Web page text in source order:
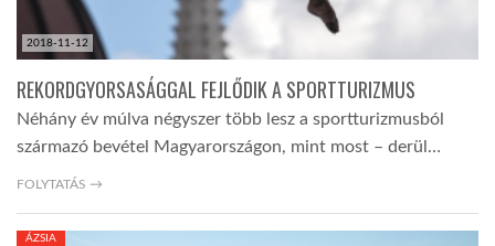
2018-11-12
REKORDGYORSASÁGGAL FEJLŐDIK A SPORTTURIZMUS
Néhány év múlva négyszer több lesz a sportturizmusból
származó bevétel Magyarországon, mint most – derül…
FOLYTATÁS →
ÁZSIA